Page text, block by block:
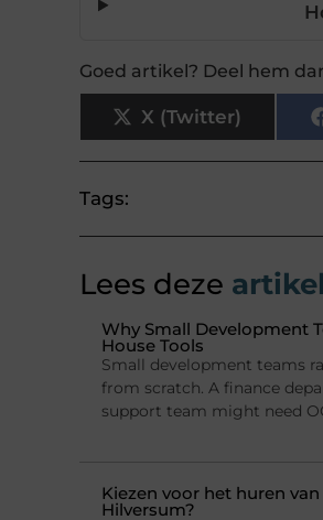
Goed artikel? Deel hem
X (Twitter)
Tags:
Lees deze
Why Small Development
House Tools
Small development teams
from scratch. A finance
support team might need
Kiezen voor het huren
Hilversum?